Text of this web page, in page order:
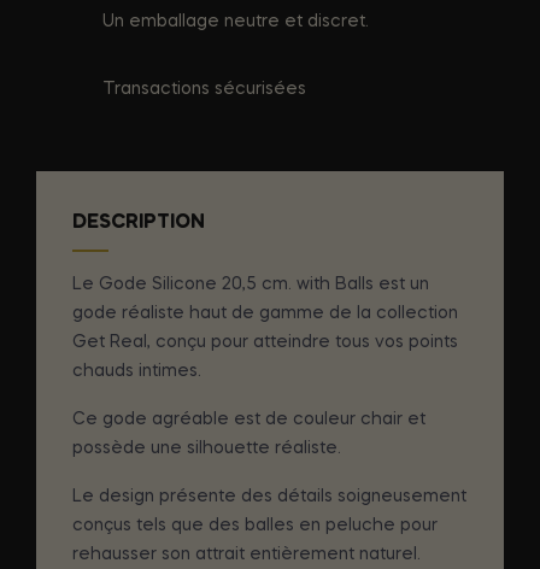
Un emballage neutre et discret.
Transactions sécurisées
DESCRIPTION
Le Gode Silicone 20,5 cm. with Balls est un
gode réaliste haut de gamme de la collection
Get Real, conçu pour atteindre tous vos points
chauds intimes.
Ce gode agréable est de couleur chair et
possède une silhouette réaliste.
Le design présente des détails soigneusement
conçus tels que des balles en peluche pour
rehausser son attrait entièrement naturel.